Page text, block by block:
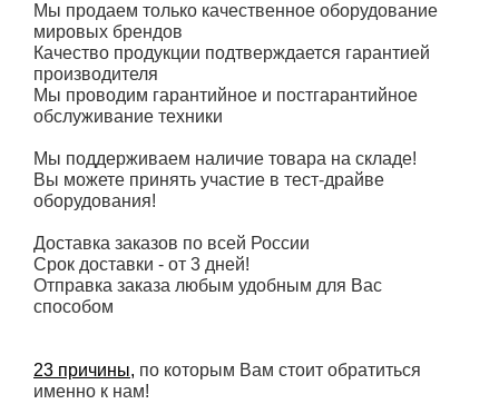
Мы продаем только качественное оборудование
мировых брендов
Качество продукции подтверждается гарантией
производителя
Мы проводим гарантийное и постгарантийное
обслуживание техники
Мы поддерживаем наличие товара на складе!
Вы можете принять участие в тест-драйве
оборудования!
Доставка заказов по всей России
Срок доставки - от 3 дней!
Отправка заказа любым удобным для Вас
способом
23 причины, по которым Вам стоит обратиться
именно к нам!